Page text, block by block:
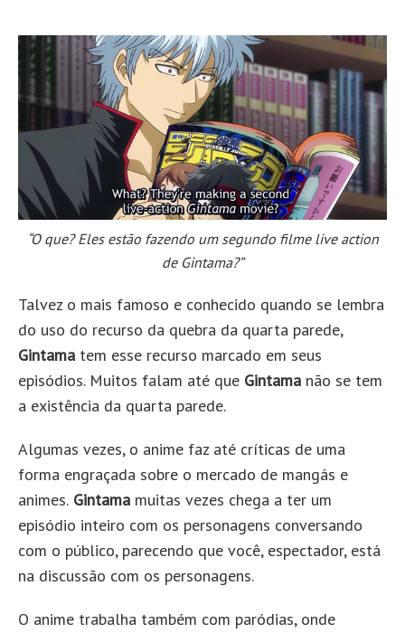
“O que? Eles estão fazendo um segundo filme live action
de Gintama?”
Talvez o mais famoso e conhecido quando se lembra
do uso do recurso da quebra da quarta parede,
Gintama tem esse recurso marcado em seus
episódios. Muitos falam até que Gintama não se tem
a existência da quarta parede.
Algumas vezes, o anime faz até críticas de uma
forma engraçada sobre o mercado de mangás e
animes. Gintama muitas vezes chega a ter um
episódio inteiro com os personagens conversando
com o público, parecendo que você, espectador, está
na discussão com os personagens.
O anime trabalha também com paródias, onde